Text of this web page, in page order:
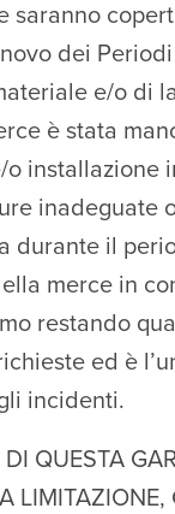
saranno
dei
e/o di
è stata
installazione
inadeguate
durante il
merce in
restando
ed è
incidenti.
QUESTA